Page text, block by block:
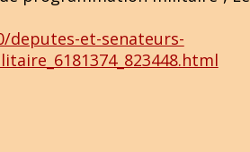
et-senateurs-